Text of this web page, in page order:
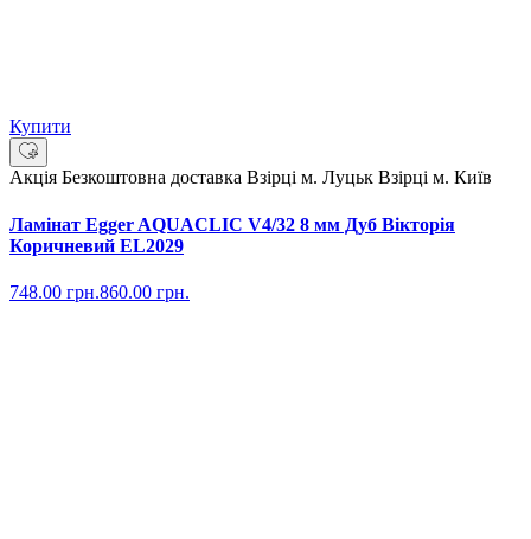
Купити
Акція Безкоштовна доставка Взірці м. Луцьк Взірці м. Київ
Ламінат Egger AQUACLIC V4/32 8 мм Дуб Вікторія
Коричневий EL2029
748.00 грн.860.00 грн.